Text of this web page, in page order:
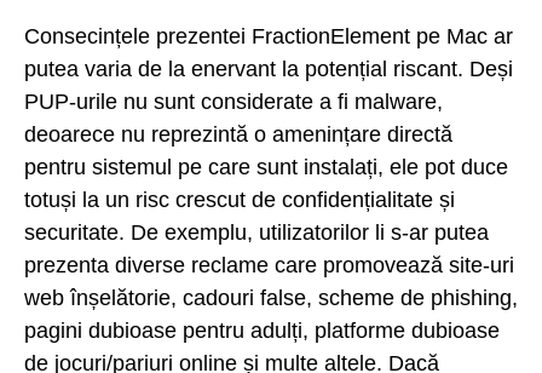
Consecințele prezentei FractionElement pe Mac ar
putea varia de la enervant la potențial riscant. Deși
PUP-urile nu sunt considerate a fi malware,
deoarece nu reprezintă o amenințare directă
pentru sistemul pe care sunt instalați, ele pot duce
totuși la un risc crescut de confidențialitate și
securitate. De exemplu, utilizatorilor li s-ar putea
prezenta diverse reclame care promovează site-uri
web înșelătorie, cadouri false, scheme de phishing,
pagini dubioase pentru adulți, platforme dubioase
de jocuri/pariuri online și multe altele. Dacă